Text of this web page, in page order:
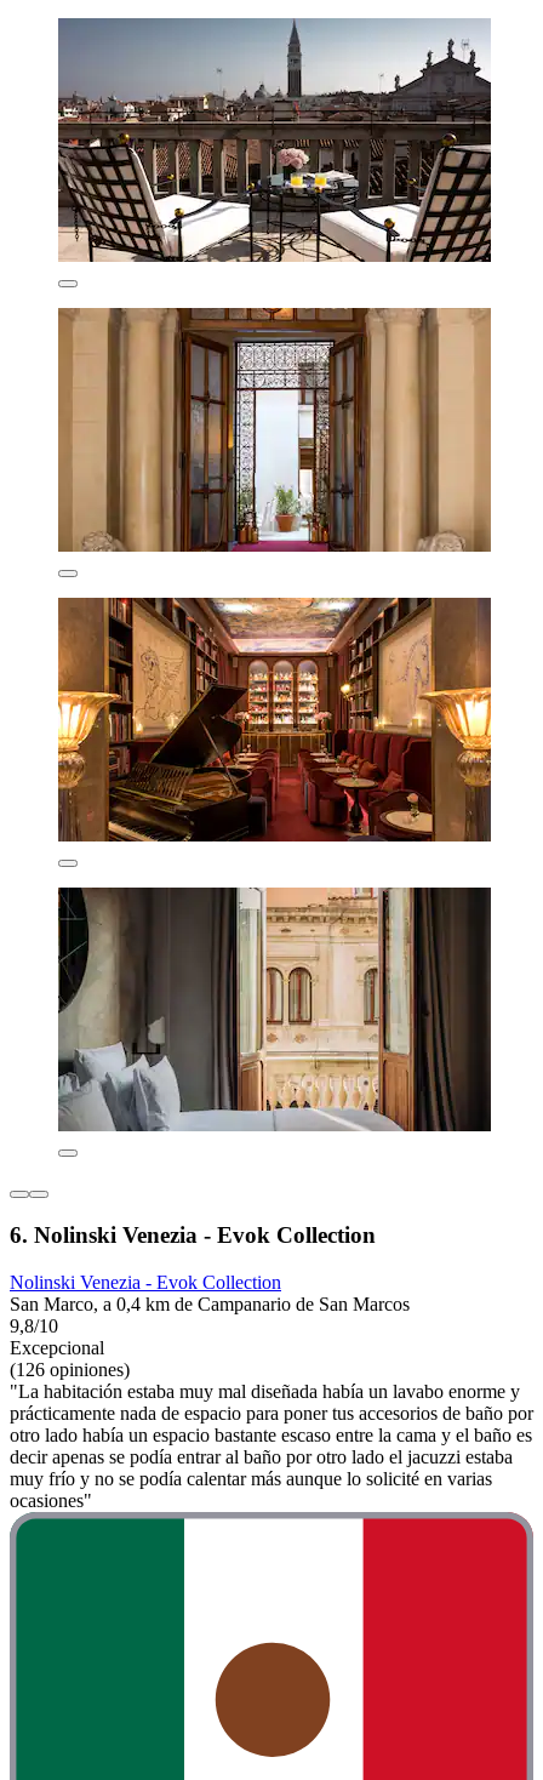
6. Nolinski Venezia - Evok Collection
Nolinski Venezia - Evok Collection
San Marco, a 0,4 km de Campanario de San Marcos
9,8/10
Excepcional
(126 opiniones)
"La habitación estaba muy mal diseñada había un lavabo enorme y
prácticamente nada de espacio para poner tus accesorios de baño por
otro lado había un espacio bastante escaso entre la cama y el baño es
decir apenas se podía entrar al baño por otro lado el jacuzzi estaba
muy frío y no se podía calentar más aunque lo solicité en varias
ocasiones"